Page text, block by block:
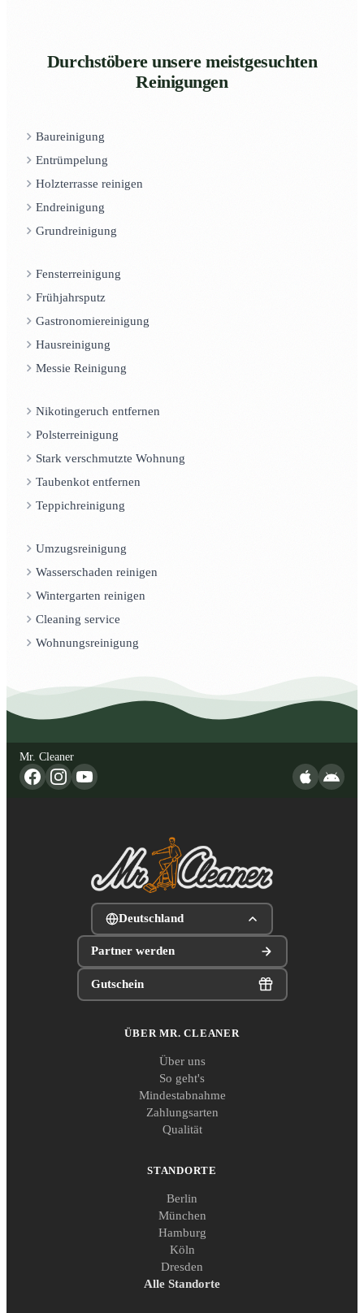
Durchstöbere unsere meistgesuchten
Reinigungen
Baureinigung
Entrümpelung
Holzterrasse reinigen
Endreinigung
Grundreinigung
Fensterreinigung
Frühjahrsputz
Gastronomiereinigung
Hausreinigung
Messie Reinigung
Nikotingeruch entfernen
Polsterreinigung
Stark verschmutzte Wohnung
Taubenkot entfernen
Teppichreinigung
Umzugsreinigung
Wasserschaden reinigen
Wintergarten reinigen
Cleaning service
Wohnungsreinigung
Mr. Cleaner
Deutschland
Partner werden
Gutschein
ÜBER MR. CLEANER
Über uns
So geht's
Mindestabnahme
Zahlungsarten
Qualität
STANDORTE
Berlin
München
Hamburg
Köln
Dresden
Alle Standorte